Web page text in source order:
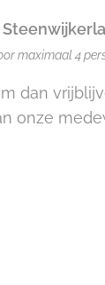
maximaal 4
dan
onze